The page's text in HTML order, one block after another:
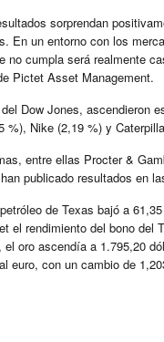
sorprendan
En un entorno con los
no cumpla será realmente
Pictet Asset Management.
Dow Jones, ascendieron
%), Nike (2,19 %) y
entre ellas Procter &
publicado resultados en
de Texas bajó a
el rendimiento del bono del
oro ascendía a 1.795,20
euro, con un cambio de